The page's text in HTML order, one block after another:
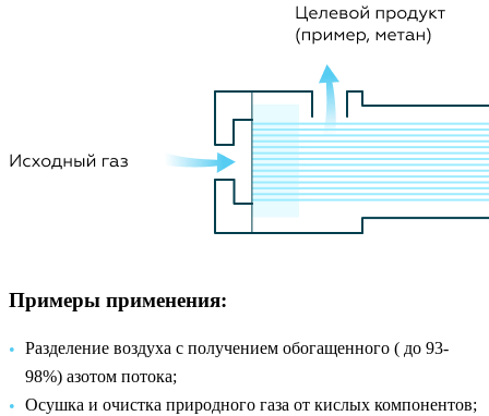
Примеры применения:
Разделение воздуха с получением обогащенного ( до 93-
98%) азотом потока;
Осушка и очистка природного газа от кислых компонентов;